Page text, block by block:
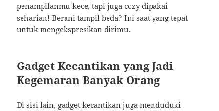
penampilanmu kece, tapi juga cozy dipakai
seharian! Berani tampil beda? Ini saat yang tepat
untuk mengekspresikan dirimu.
Gadget Kecantikan yang Jadi
Kegemaran Banyak Orang
Di sisi lain, gadget kecantikan juga menduduki